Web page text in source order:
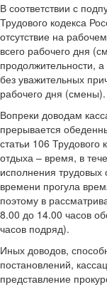
В соответствии с
Трудового кодекса
отсутствие на
всего рабочего дня
продолжительности,
без уважительных
рабочего дня (смены).
Вопреки доводам
прерывается
статьи 106
отдыха – время, в
исполнения трудовых
времени прогула
поэтому в
8.00 до 14.00 часов
часов подряд).
Иных доводов,
постановлений,
представление